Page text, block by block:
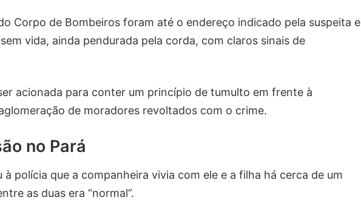
Corpo de Bombeiros foram até o endereço indicado pela suspeita e
vida, ainda pendurada pela corda, com claros sinais de
acionada para conter um princípio de tumulto em frente à
de moradores revoltados com o crime.
no Pará
polícia que a companheira vivia com ele e a filha há cerca de um
as duas era “normal”.